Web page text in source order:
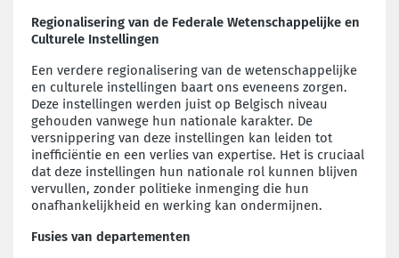
Regionalisering van de Federale Wetenschappelijke en
Culturele Instellingen
Een verdere regionalisering van de wetenschappelijke
en culturele instellingen baart ons eveneens zorgen.
Deze instellingen werden juist op Belgisch niveau
gehouden vanwege hun nationale karakter. De
versnippering van deze instellingen kan leiden tot
inefficiëntie en een verlies van expertise. Het is cruciaal
dat deze instellingen hun nationale rol kunnen blijven
vervullen, zonder politieke inmenging die hun
onafhankelijkheid en werking kan ondermijnen.
Fusies van departementen